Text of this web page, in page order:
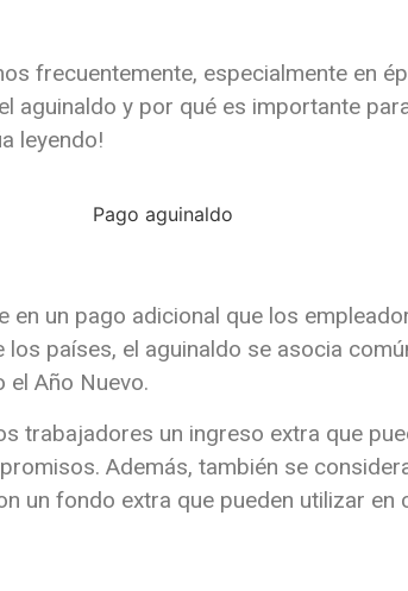
frecuentemente, especialmente en
aguinaldo y por qué es importante
leyendo!
en un pago adicional que los
países, el aguinaldo se asocia
el Año Nuevo.
trabajadores un ingreso extra que
Además, también se
un fondo extra que pueden utilizar en